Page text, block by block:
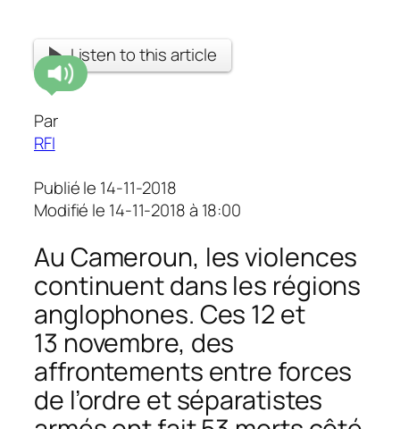
Listen to this article
Par
RFI
Publié le 14-11-2018
Modifié le 14-11-2018 à 18:00
Au Cameroun, les violences
continuent dans les régions
anglophones. Ces 12 et
13 novembre, des
affrontements entre forces
de l’ordre et séparatistes